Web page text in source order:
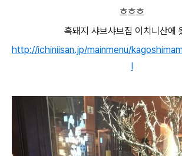
흐흐흐
흑돼지 샤브샤브집 이치니산에
http://ichiniisan.jp/mainmenu/
l